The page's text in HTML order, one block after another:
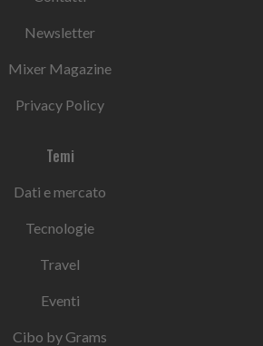
Newsletter
Mixer Magazine
Privacy Policy
Temi
Dati e mercato
Tecnologie
Travel
Eventi
Cibo by Grams